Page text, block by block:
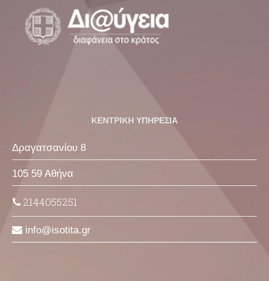
ΚΕΝΤΡΙΚΗ ΥΠΗΡΕΣΙΑ
Δραγατσανίου 8
105 59 Αθήνα
2144055251
info isotita gr